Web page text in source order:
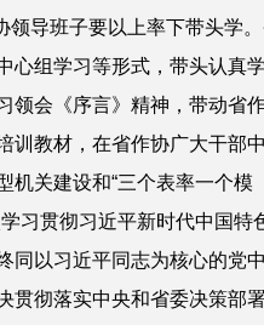
导班子要以上率下带头学
心组学习等形式，带头认真
领会《序言》精神，带动省
训教材，在省作协广大干部
机关建设和“三个表率一个模
习贯彻习近平新时代中国特
同以习近平同志为核心的党
贯彻落实中央和省委决策部